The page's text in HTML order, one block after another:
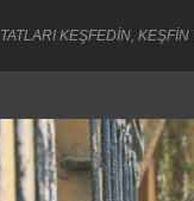
TATLARI KEŞFEDİN,